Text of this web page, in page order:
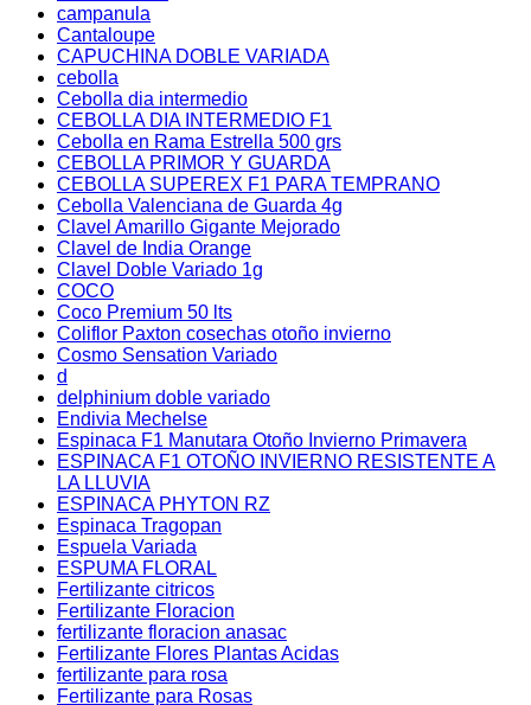
campanula
Cantaloupe
CAPUCHINA DOBLE VARIADA
cebolla
Cebolla dia intermedio
CEBOLLA DIA INTERMEDIO F1
Cebolla en Rama Estrella 500 grs
CEBOLLA PRIMOR Y GUARDA
CEBOLLA SUPEREX F1 PARA TEMPRANO
Cebolla Valenciana de Guarda 4g
Clavel Amarillo Gigante Mejorado
Clavel de India Orange
Clavel Doble Variado 1g
COCO
Coco Premium 50 lts
Coliflor Paxton cosechas otoño invierno
Cosmo Sensation Variado
d
delphinium doble variado
Endivia Mechelse
Espinaca F1 Manutara Otoño Invierno Primavera
ESPINACA F1 OTOÑO INVIERNO RESISTENTE A
LA LLUVIA
ESPINACA PHYTON RZ
Espinaca Tragopan
Espuela Variada
ESPUMA FLORAL
Fertilizante citricos
Fertilizante Floracion
fertilizante floracion anasac
Fertilizante Flores Plantas Acidas
fertilizante para rosa
Fertilizante para Rosas